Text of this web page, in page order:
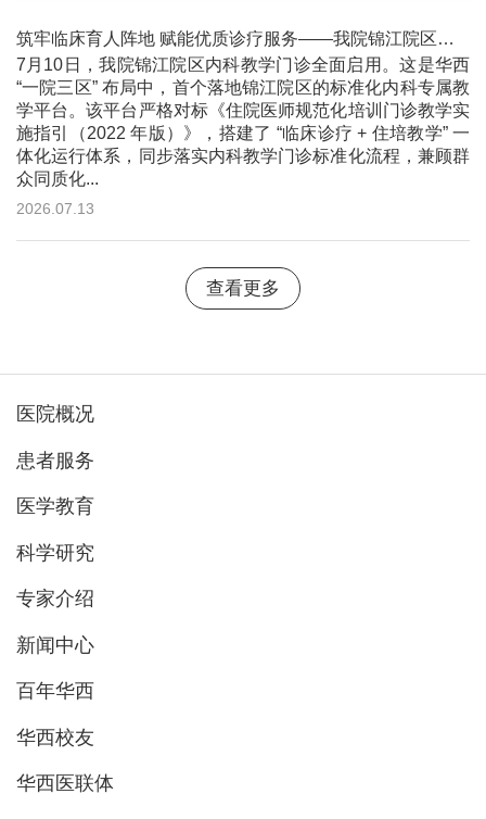
筑牢临床育人阵地 赋能优质诊疗服务——我院锦江院区内科教学门诊正式开诊
7月10日，我院锦江院区内科教学门诊全面启用。这是华西
“一院三区” 布局中，首个落地锦江院区的标准化内科专属教
学平台。该平台严格对标《住院医师规范化培训门诊教学实
施指引（2022 年版）》，搭建了 “临床诊疗 + 住培教学” 一
体化运行体系，同步落实内科教学门诊标准化流程，兼顾群
众同质化...
2026.07.13
查看更多
医院概况
患者服务
医学教育
科学研究
专家介绍
新闻中心
百年华西
华西校友
华西医联体